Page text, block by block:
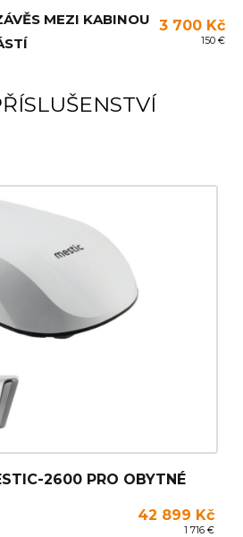
MEZI KABINOU 3 700 Kč
150 €
2600 PRO OBYTNÉ
42 899 Kč
1 716 €